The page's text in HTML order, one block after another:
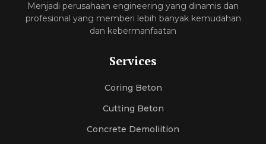
Menjadi perusahaan engineering yang dinamis dan
profesional yang memberi lebih banyak kemudahan
dan kebermanfaatan
Services
Coring Beton
Cutting Beton
Concrete Demoliition